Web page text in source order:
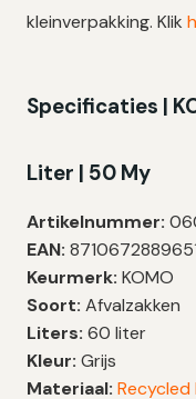
kleinverpakking. Klik
Specificaties |
Liter | 50 My
Artikelnummer:
EAN:
Keurmerk: KOMO
Soort: Afvalzakken
Liters: 60 liter
Kleur: Grijs
Materiaal: Recycled